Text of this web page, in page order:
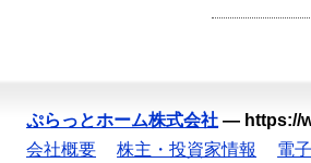
ぷらっとホーム株式会社 — https://
会社概要
株主・投資家情報 電